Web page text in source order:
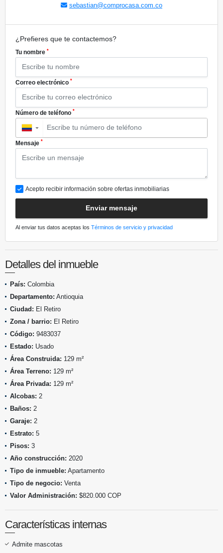
sebastian@comprocasa.com.co
¿Prefieres que te contactemos?
Tu nombre *
Correo electrónico *
Número de teléfono *
▼
Mensaje *
Acepto recibir información sobre ofertas inmobiliarias
Enviar mensaje
Al enviar tus datos aceptas los Términos de servicio y privacidad
Detalles del inmueble
País: Colombia
Departamento: Antioquia
Ciudad: El Retiro
Zona / barrio: El Retiro
Código: 9483037
Estado: Usado
Área Construida: 129 m²
Área Terreno: 129 m²
Área Privada: 129 m²
Alcobas: 2
Baños: 2
Garaje: 2
Estrato: 5
Pisos: 3
Año construcción: 2020
Tipo de inmueble: Apartamento
Tipo de negocio: Venta
Valor Administración: $820.000 COP
Características internas
Admite mascotas